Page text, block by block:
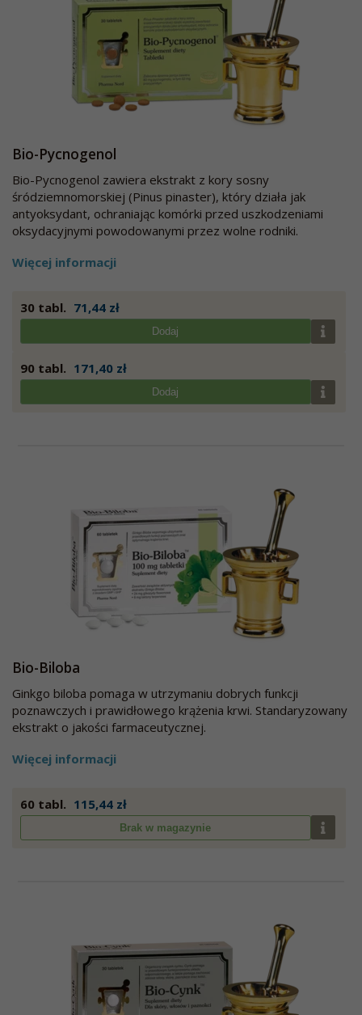
Bio-Pycnogenol
Bio-Pycnogenol zawiera ekstrakt z kory sosny
śródziemnomorskiej (Pinus pinaster), który działa jak
antyoksydant, ochraniając komórki przed uszkodzeniami
oksydacyjnymi powodowanymi przez wolne rodniki.
Więcej informacji
30 tabl. 71,44 zł
Dodaj
90 tabl. 171,40 zł
Dodaj
Bio-Biloba
Ginkgo biloba pomaga w utrzymaniu dobrych funkcji
poznawczych i prawidłowego krążenia krwi. Standaryzowany
ekstrakt o jakości farmaceutycznej.
Więcej informacji
60 tabl. 115,44 zł
Brak w magazynie